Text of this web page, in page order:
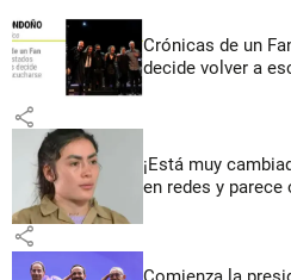
Crónicas de un
decide volver a
share
¡Está muy
en redes y parece
share